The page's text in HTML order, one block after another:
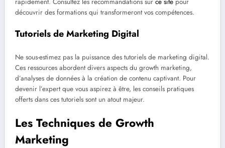
découvrir des formations qui transformeront vos compétences.
Tutoriels de Marketing Digital
Ne sous-estimez pas la puissance des tutoriels de marketing digital.
Ces ressources abordent divers aspects du growth marketing,
d’analyses de données à la création de contenu captivant. Pour
devenir l’expert que vous aspirez à être, les conseils pratiques
offerts dans ces tutoriels sont un atout majeur.
Les Techniques de Growth
Marketing